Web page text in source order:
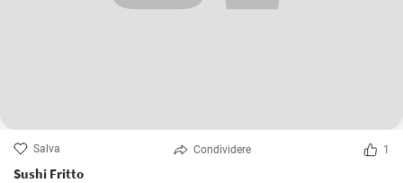
Salva Condividere 1
Sushi Fritto